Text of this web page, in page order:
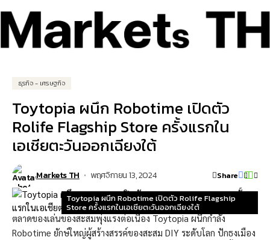
ธุรกิจ - เศรษฐกิจ
Toytopia ผนึก Robotime เปิดตัว
Rolife Flagship Store ครั้งแรกใน
เอเชียตะวันออกเฉียงใต้
Markets TH พฤศจิกายน 13, 2024
Share
Toytopia ผนึก Robotime เปิดตัว Rolife Flagship
Store ครั้งแรกในเอเชียตะวันออกเฉียงใต้
ตลาดของเล่นของสะสมพุ่งแรงต่อเนื่อง Toytopia ผนึกกำลัง
Robotime ยักษ์ใหญ่ผู้สร้างสรรค์ของสะสม DIY ระดับโลก ปักธงเมือง